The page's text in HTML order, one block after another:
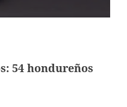
54 hondureños